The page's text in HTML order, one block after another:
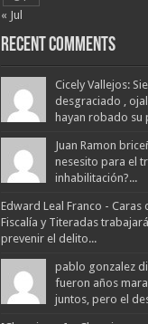
« Jul
Recent Comments
Cicely Vallejos:
desgraciado ,
hayan robado su
Juan Ramon
nesesito para el
inhabilitación?...
Edward Leal Franco -
Fiscalía y Titeradas
prevenir el delito...
pablo gonzalez
fueron años
juntos, pero el